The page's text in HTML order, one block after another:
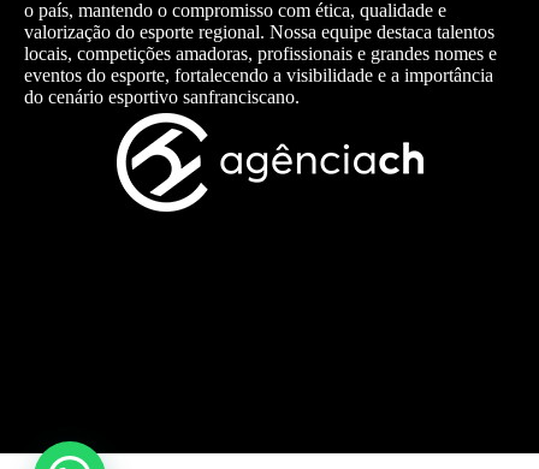
o país, mantendo o compromisso com ética, qualidade e
valorização do esporte regional. Nossa equipe destaca talentos
locais, competições amadoras, profissionais e grandes nomes e
eventos do esporte, fortalecendo a visibilidade e a importância
do cenário esportivo sanfranciscano.